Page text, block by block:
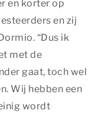
en korter op
en zij
“Dus ik
met de
gaat, toch wel
Wij hebben een
wordt